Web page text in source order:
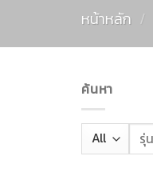
หน้าหลัก /
ค้นหา